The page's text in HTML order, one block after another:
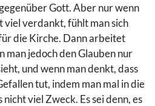
Gott. Aber nur wenn
viel verdankt, fühlt man sich
die Kirche. Dann arbeitet
man jedoch den Glauben nur
und wenn man denkt, dass
tut, indem man mal in die
viel Zweck. Es sei denn, es